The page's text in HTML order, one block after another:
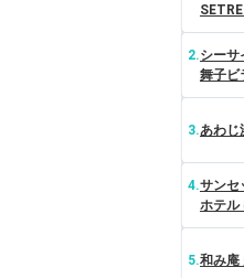
トレ神
2.シーサ
舞子ビ
3.あわじ
4.サンセ
ホテル
5.和み庵